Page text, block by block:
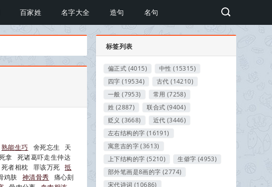
百家姓 名字大全 造句 名句
熟能生巧 舍死忘生
天
拿
死诸葛吓走生仲达
死者相枕 罪该万死 抵
鸡肤 神清骨秀
痛心刻
标签列表
偏正式 (4015) 中性 (15315)
四字 (19534) 古代 (14210)
一般 (7953) 常用 (7258)
姓 (2887) 联合式 (9404)
贬义 (3668) 近代 (3446)
左右结构的字 (16191)
寓意吉的字(3613)
上下结构的字 (5210) 生僻字 (4953)
部外笔画是8画的字 (2774)
宋代诗词 (10686)